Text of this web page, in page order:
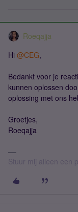
Roeqajja
Hi @CEG,
Bedankt voor je
kunnen oplossen
oplossing met ons
Groetjes,
Roeqajja
Stuur mij alleen een